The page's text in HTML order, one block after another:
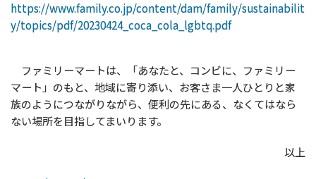
https://www.family.co.jp/content/dam/family/sustainabilit
y/topics/pdf/20230424_coca_cola_lgbtq.pdf
ファミリーマートは、「あなたと、コンビに、ファミリー
マート」のもと、地域に寄り添い、お客さま一人ひとりと家
族のようにつながりながら、便利の先にある、なくてはなら
ない場所を目指してまいります。
以上